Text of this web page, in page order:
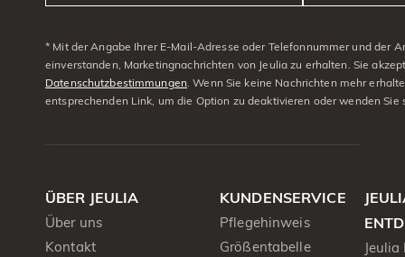
* Mit der Angabe Ihrer E-Mail-Adresse oder Telefonnummer und der
einverstanden, Marketingnachrichten von Jeulia zu erhalten. Sie
Datenschutzbestimmungen . Wenn Sie keine Nachrichten mehr
entsprechenden Link, um die Option zu deaktivieren oder wenden Sie
ÜBER JEULIA
Über uns
Kontakt
KUNDENSERVICE
Pflegehinweis
Größentabelle
Jeulia